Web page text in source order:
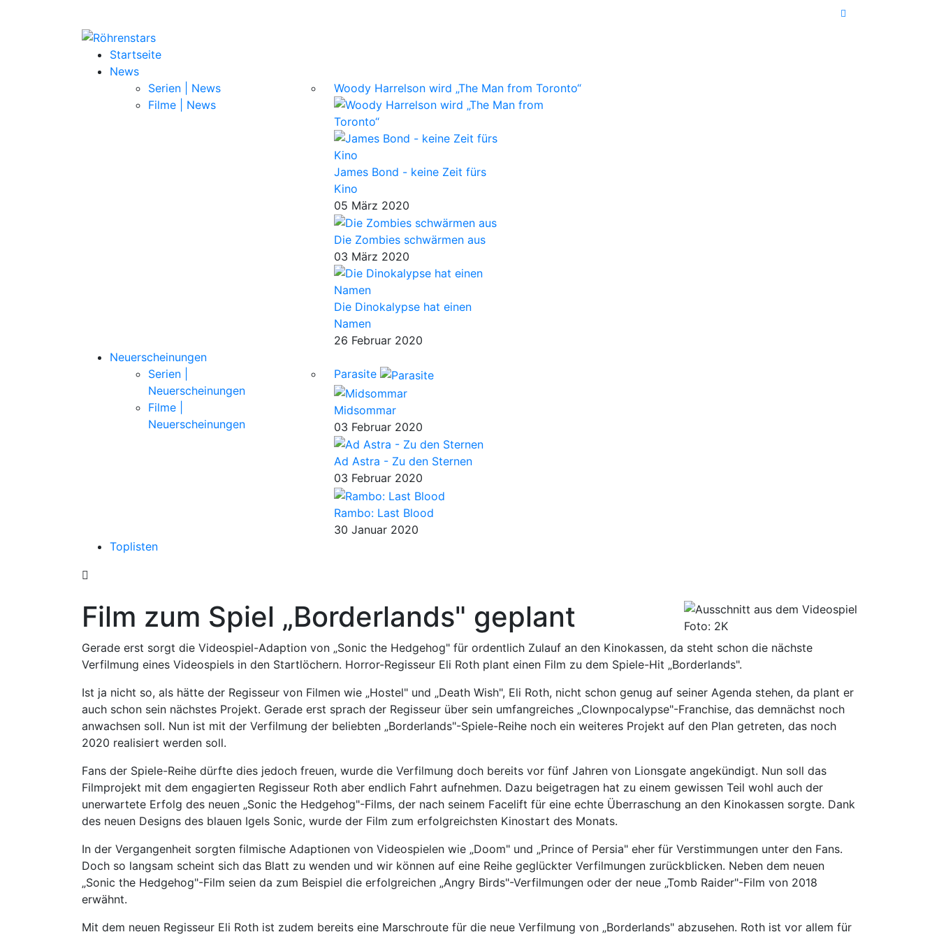
Startseite
News
Serien | News
Filme | News
Woody Harrelson wird „The Man from Toronto“
James Bond - keine Zeit fürs
Kino
05 März 2020
Die Zombies schwärmen aus
03 März 2020
Die Dinokalypse hat einen
Namen
26 Februar 2020
Neuerscheinungen
Serien |
Neuerscheinungen
Filme |
Neuerscheinungen
Parasite
Midsommar
03 Februar 2020
Ad Astra - Zu den Sternen
03 Februar 2020
Rambo: Last Blood
30 Januar 2020
Toplisten
Foto: 2K
Film zum Spiel „Borderlands" geplant
Gerade erst sorgt die Videospiel-Adaption von „Sonic the Hedgehog" für ordentlich Zulauf an den Kinokassen, da steht schon die nächste
Verfilmung eines Videospiels in den Startlöchern. Horror-Regisseur Eli Roth plant einen Film zu dem Spiele-Hit „Borderlands".
Ist ja nicht so, als hätte der Regisseur von Filmen wie „Hostel" und „Death Wish", Eli Roth, nicht schon genug auf seiner Agenda stehen, da plant er
auch schon sein nächstes Projekt. Gerade erst sprach der Regisseur über sein umfangreiches „Clownpocalypse"-Franchise, das demnächst noch
anwachsen soll. Nun ist mit der Verfilmung der beliebten „Borderlands"-Spiele-Reihe noch ein weiteres Projekt auf den Plan getreten, das noch
2020 realisiert werden soll.
Fans der Spiele-Reihe dürfte dies jedoch freuen, wurde die Verfilmung doch bereits vor fünf Jahren von Lionsgate angekündigt. Nun soll das
Filmprojekt mit dem engagierten Regisseur Roth aber endlich Fahrt aufnehmen. Dazu beigetragen hat zu einem gewissen Teil wohl auch der
unerwartete Erfolg des neuen „Sonic the Hedgehog"-Films, der nach seinem Facelift für eine echte Überraschung an den Kinokassen sorgte. Dank
des neuen Designs des blauen Igels Sonic, wurde der Film zum erfolgreichsten Kinostart des Monats.
In der Vergangenheit sorgten filmische Adaptionen von Videospielen wie „Doom" und „Prince of Persia" eher für Verstimmungen unter den Fans.
Doch so langsam scheint sich das Blatt zu wenden und wir können auf eine Reihe geglückter Verfilmungen zurückblicken. Neben dem neuen
„Sonic the Hedgehog"-Film seien da zum Beispiel die erfolgreichen „Angry Birds"-Verfilmungen oder der neue „Tomb Raider"-Film von 2018
erwähnt.
Mit dem neuen Regisseur Eli Roth ist zudem bereits eine Marschroute für die neue Verfilmung von „Borderlands" abzusehen. Roth ist vor allem für